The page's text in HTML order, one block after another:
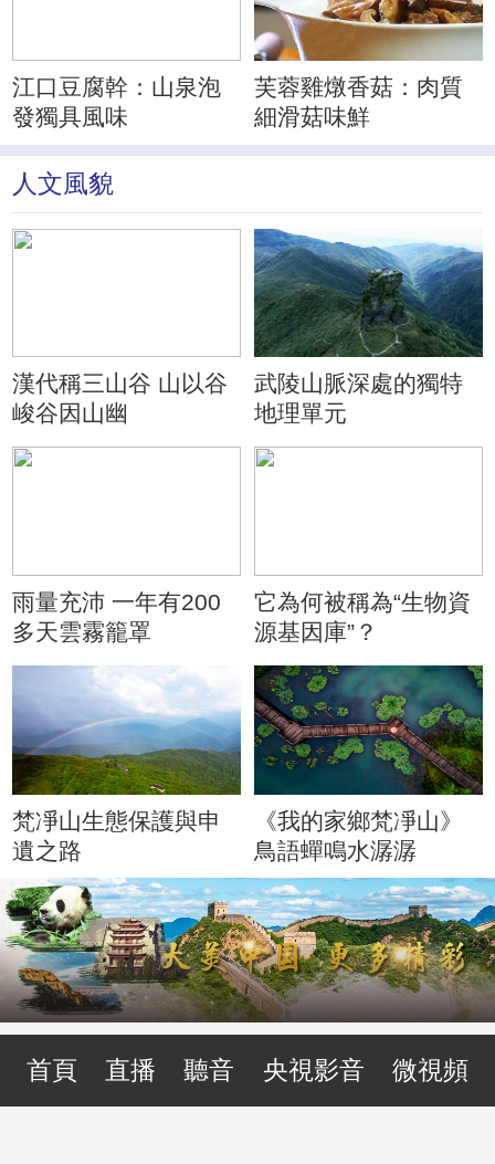
江口豆腐幹：山泉泡
發獨具風味
芙蓉雞燉香菇：肉質
細滑菇味鮮
人文風貌
漢代稱三山谷 山以谷
峻谷因山幽
武陵山脈深處的獨特
地理單元
雨量充沛 一年有200
多天雲霧籠罩
它為何被稱為“生物資
源基因庫”？
梵凈山生態保護與申
遺之路
《我的家鄉梵凈山》
鳥語蟬鳴水潺潺
首頁 直播 聽音 央視影音 微視頻